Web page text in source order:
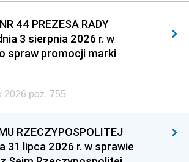
2010 2009
2007 2006
1995 1994
1992 1991
44 PREZESA RADY
3 sierpnia 2026 r. w
spraw promocji marki
2026 poz. 755
RZECZYPOSPOLITEJ
31 lipca 2026 r. w sprawie